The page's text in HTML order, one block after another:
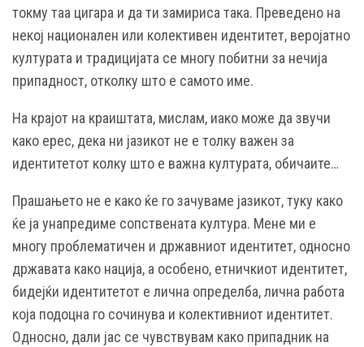
токму таа цигара и да ти замириса така. Преведено на
некој национален или колективен идентитет, веројатно
културата и традицијата се многу побитни за нечија
припадност, отколку што е самото име.
На крајот на краиштата, мислам, иако може да звучи
како ерес, дека ни јазикот не е толку важен за
идентитетот колку што е важна културата, обичаите…
Прашањето не е како ќе го зачуваме јазикот, туку како
ќе ја унапредиме сопствената култура. Мене ми е
многу проблематичен и државниот идентитет, односно
државата како нација, а особено, етничкиот идентитет,
бидејќи идентитетот е лична определба, лична работа
која подоцна го сочинува и колективниот идентитет.
Односно, дали јас се чувствувам како припадник на